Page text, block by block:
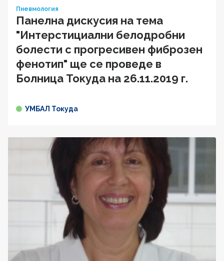
Пневмология
Панелна дискусия на тема
"Интерстициални белодробни
болести с прогресивен фиброзен
фенотип" ще се проведе в
Болница Токуда на 26.11.2019 г.
УМБАЛ Токуда